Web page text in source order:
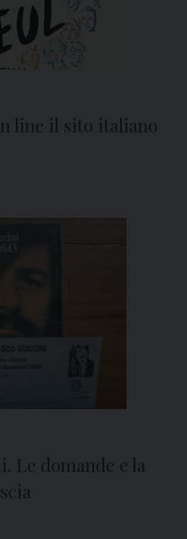
line il sito italiano
Le domande e la